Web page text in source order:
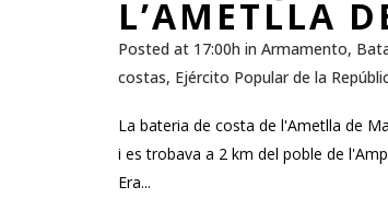
L’AMETLLA
Posted at 17:00h in Armamento,
costas, Ejército Popular de la
La bateria de costa de l'Ametlla de
i es trobava a 2 km del poble de
Era...